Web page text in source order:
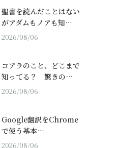
聖書を読んだことはない
がアダムもノアも知…
2026/08/06
コアラのこと、どこまで
知ってる？ 驚きの…
2026/08/06
Google翻訳をChrome
で使う基本…
2026/08/06